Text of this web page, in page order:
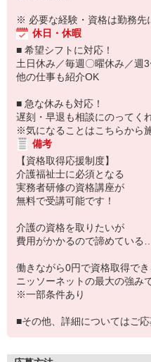
※ 必要な経験・資格は勤務先
休日・休暇
■ 希望シフトに対応！
土日休み／毎週〇曜休み／週
他の仕事も紹介OK
■ 急な休みも対応！
遅刻・早退も相談にのってく
※気になることはこちらから
備考
【資格取得応援制度】
介護福祉士に必須となる
実務者研修の資格講座が
無料で受講可能です！
介護の資格を取りたいが
費用がかかるので諦めてい
働きながら0円で資格取得で
ニッソーネットの最大の強みで
※一部条件あり
■その他、詳細についてはご応